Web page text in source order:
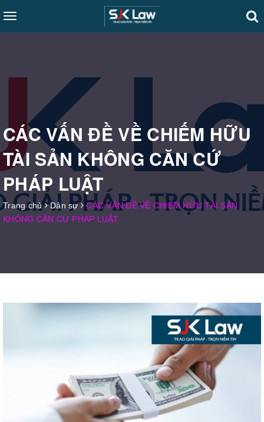
Toggle
navigation
CÁC VẤN ĐỀ VỀ CHIẾM HỮU
TÀI SẢN KHÔNG CĂN CỨ
PHÁP LUẬT
Trang chủ Dân sự
CÁC VẤN ĐỀ VỀ CHIẾM HỮU TÀI SẢN
KHÔNG CĂN CỨ PHÁP LUẬT